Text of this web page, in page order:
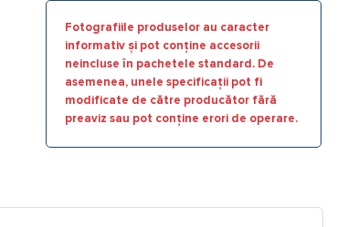
Fotografiile produselor au caracter
informativ și pot conține accesorii
neincluse în pachetele standard. De
asemenea, unele specificații pot fi
modificate de către producător fără
preaviz sau pot conține erori de operare.